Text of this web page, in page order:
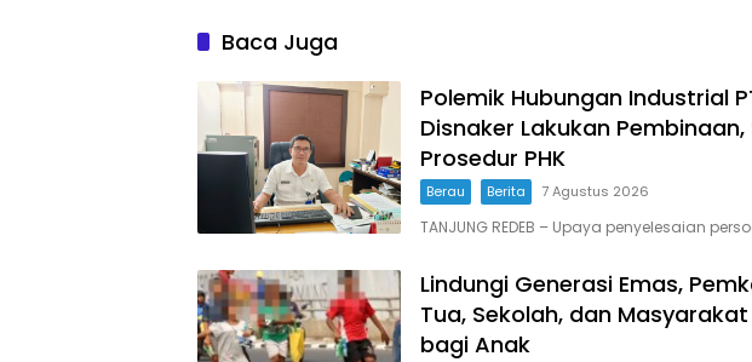
Baca Juga
Polemik Hubungan Industrial
Disnaker Lakukan
Prosedur PHK
Berau Berita 7 Agustus 2026
TANJUNG REDEB – Upaya penyelesaian
Lindungi Generasi Emas,
Tua, Sekolah, dan
bagi Anak